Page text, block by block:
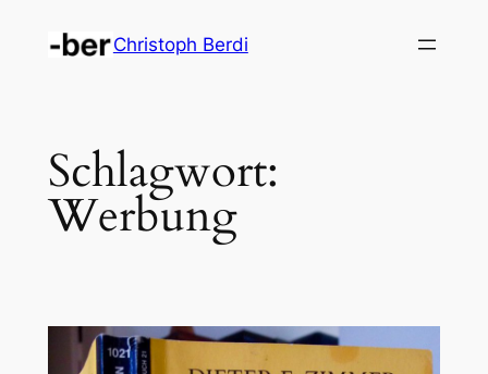
Inhalt
Christoph Berdi
Schlagwort:
Werbung